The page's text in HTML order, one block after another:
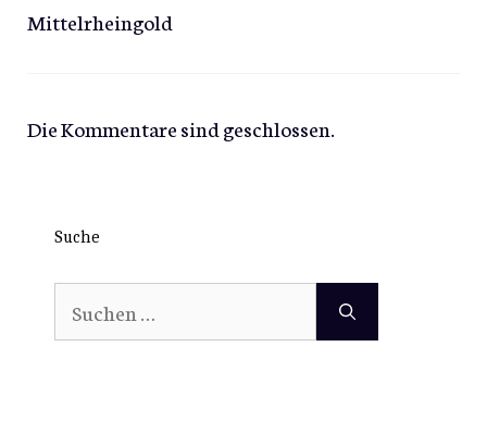
Mittelrheingold
Die Kommentare sind geschlossen.
Suche
Suchen
nach: